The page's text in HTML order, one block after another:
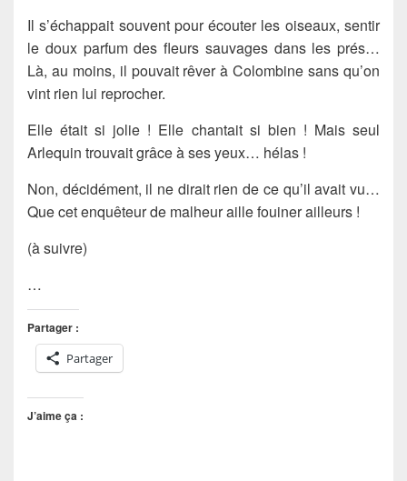
Il s’échappait souvent pour écouter les oiseaux, sentir
le doux parfum des fleurs sauvages dans les prés…
Là, au moins, il pouvait rêver à Colombine sans qu’on
vint rien lui reprocher.
Elle était si jolie ! Elle chantait si bien ! Mais seul
Arlequin trouvait grâce à ses yeux… hélas !
Non, décidément, il ne dirait rien de ce qu’il avait vu…
Que cet enquêteur de malheur aille fouiner ailleurs !
(à suivre)
…
Partager :
Partager
J’aime ça :